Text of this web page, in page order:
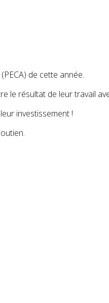
de cette année.
le résultat de leur travail
investissement !